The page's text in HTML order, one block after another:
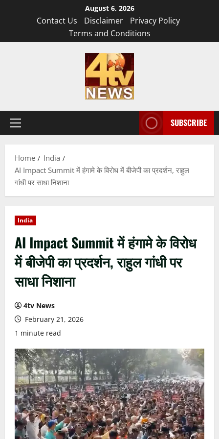
August 6, 2026
Contact Us Disclaimer
Privacy Policy
Terms and Conditions
Primary
SUBSCRIBE
Home
India
AI Impact Summit में हंगामे के विरोध में बीजेपी का प्रदर्शन, राहुल
गांधी पर साधा निशाना
India
AI Impact Summit में हंगामे के विरोध
में बीजेपी का प्रदर्शन, राहुल गांधी पर
साधा निशाना
4tv News
February 21, 2026
1 minute read